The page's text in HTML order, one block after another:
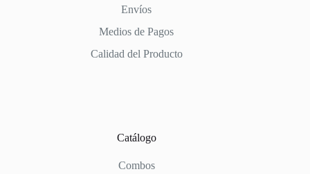
Envíos
Medios de Pagos
Calidad del Producto
Catálogo
Combos